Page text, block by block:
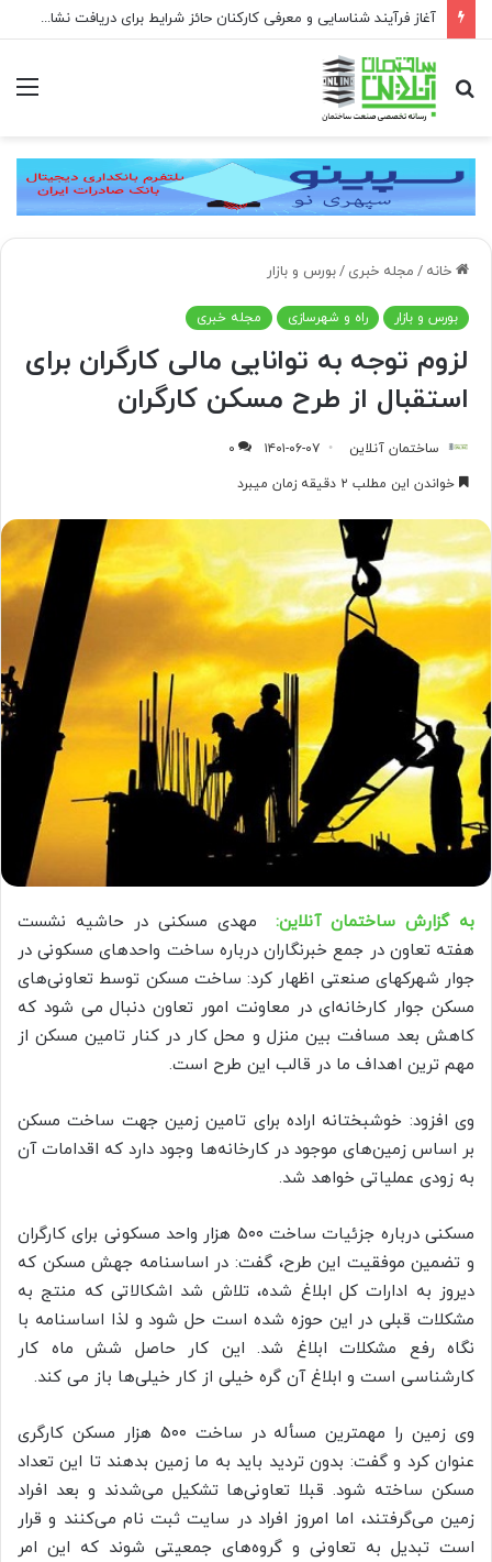
اعتراض به نصب تابلوی «آماده مرگ باش» در خیابان کاشانی
جستجو
برای
خانه / مجله خبری /بورس و بازار
بورس و بازار راه و شهرسازی مجله خبری
لزوم توجه به توانایی مالی کارگران برای
استقبال از طرح مسکن کارگران
ساختمان آنلاین ۱۴۰۱-۰۶-۰۷
۰
خواندن این مطلب ۲ دقیقه زمان میبرد
به گزارش ساختمان آنلاین:مهدی مسکنی در حاشیه نشست
هفته تعاون در جمع خبرنگاران درباره ساخت واحدهای مسکونی در
جوار شهرکهای صنعتی اظهار کرد: ساخت مسکن توسط تعاونی‌های
مسکن جوار کارخانه‌ای در معاونت امور تعاون دنبال می شود که
کاهش بعد مسافت بین منزل و محل کار در کنار تامین مسکن از
مهم ترین اهداف ما در قالب این طرح است.
وی افزود: خوشبختانه اراده برای تامین زمین جهت ساخت مسکن
بر اساس زمین‌های موجود در کارخانه‌ها وجود دارد که اقدامات آن
به زودی عملیاتی خواهد شد.
مسکنی درباره جزئیات ساخت ۵۰۰ هزار واحد مسکونی برای کارگران
و تضمین موفقیت این طرح، گفت: در اساسنامه جهش مسکن که
دیروز به ادارات کل ابلاغ شده، تلاش شد اشکالاتی که منتج به
مشکلات قبلی در این حوزه شده است حل شود و لذا اساسنامه با
نگاه رفع مشکلات ابلاغ شد. این کار حاصل شش ماه کار
کارشناسی است و ابلاغ آن گره خیلی از کار خیلی‌ها باز می کند.
وی زمین را مهمترین مسأله در ساخت ۵۰۰ هزار مسکن کارگری
عنوان کرد و گفت: بدون تردید باید به ما زمین بدهند تا این تعداد
مسکن ساخته شود. قبلا تعاونی‌ها تشکیل می‌شدند و بعد افراد
زمین می‌گرفتند، اما امروز افراد در سایت ثبت نام می‌کنند و قرار
است تبدیل به تعاونی و گروه‌های جمعیتی شوند که این امر